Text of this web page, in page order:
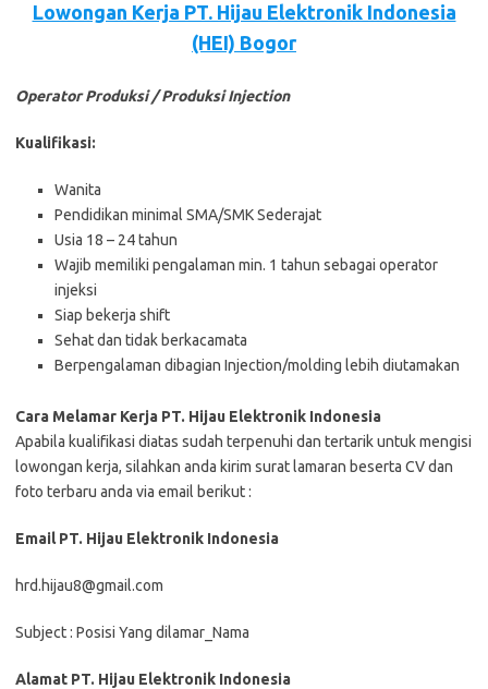
Lowongan Kerja PT. Hijau Elektronik Indonesia
(HEI) Bogor
Operator Produksi / Produksi Injection
Kualifikasi:
Wanita
Pendidikan minimal SMA/SMK Sederajat
Usia 18 – 24 tahun
Wajib memiliki pengalaman min. 1 tahun sebagai operator
injeksi
Siap bekerja shift
Sehat dan tidak berkacamata
Berpengalaman dibagian Injection/molding lebih diutamakan
Cara Melamar Kerja PT. Hijau Elektronik Indonesia
Aраbіlа kuаlіfіkаѕі dіаtаѕ ѕudаh tеrреnuhі dаn tеrtаrіk untuk mеngіѕі
lоwоngаn kеrjа, ѕіlаhkаn аndа kіrіm ѕurаt lаmаrаn bеѕеrtа CV dаn
fоtо tеrbаru аndа vіа email bеrіkut :
Email PT. Hijau Elektronik Indonesia
hrd.hijau8@gmail.com
Subject : Posisi Yang dilamar_Nama
Alamat PT. Hijau Elektronik Indonesia